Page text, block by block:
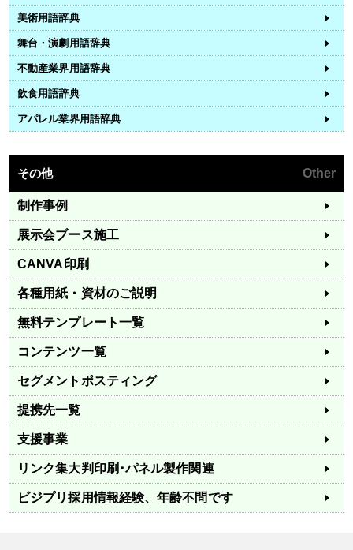
美術用語辞典
舞台・演劇用語辞典
不動産業界用語辞典
飲食用語辞典
アパレル業界用語辞典
その他 Other
制作事例
展示会ブース施工
CANVA印刷
各種用紙・資材のご説明
無料テンプレート一覧
コンテンツ一覧
セグメントポスティング
提携先一覧
支援事業
リンク集大判印刷･パネル製作関連
ビジプリ採用情報経験、年齢不問です